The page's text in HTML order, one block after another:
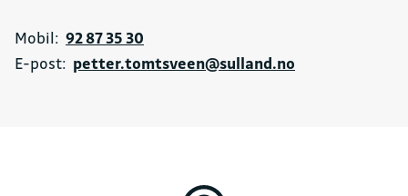
Mobil: 92 87 35 30
E-post: petter.tomtsveen@sulland.no